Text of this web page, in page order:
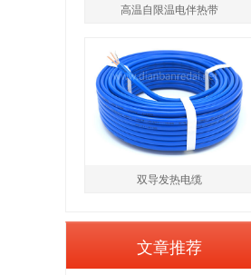
高温自限温电伴热带
双导发热电缆
文章推荐